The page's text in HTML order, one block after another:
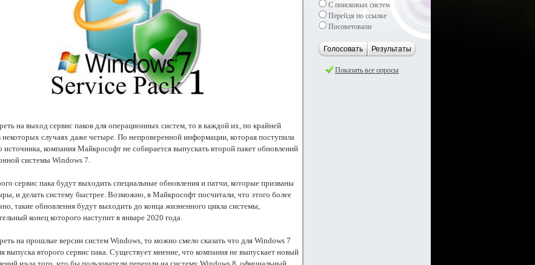
С поисковых систем
Перейдя по ссылке
Посоветовали
Голосовать Результаты
Показать все опросы
на выход сервис паков для операционных систем, то в каждой их, по крайней
некоторых случаях даже четыре. По непроверенной информации, которая поступила
источника, компания Майкрософт не собирается выпускать второй пакет обновлений
системы Windows 7.
сервис пака будут выходить специальные обновления и патчи, которые призваны
и делать систему быстрее. Возможно, в Майкрософт посчитали, что этого более
такие обновления будут выходить до конца жизненного цикла системы,
конец которого наступит в январе 2020 года.
на прошлые версии систем Windows, то можно смело сказать что для Windows 7
выпуска второго сервис пака. Существует мнение, что компания не выпускает новый